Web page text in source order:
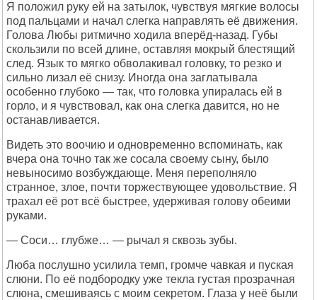
Я положил руку ей на затылок, чувствуя мягкие волосы
под пальцами и начал слегка направлять её движения.
Голова Любы ритмично ходила вперёд-назад. Губы
скользили по всей длине, оставляя мокрый блестящий
след. Язык то мягко обволакивал головку, то резко и
сильно лизал её снизу. Иногда она заглатывала
особенно глубоко — так, что головка упиралась ей в
горло, и я чувствовал, как она слегка давится, но не
останавливается.
Видеть это воочию и одновременно вспоминать, как
вчера она точно так же сосала своему сыну, было
невыносимо возбуждающе. Меня переполняло
странное, злое, почти торжествующее удовольствие. Я
трахал её рот всё быстрее, удерживая голову обеими
руками.
— Соси… глубже… — рычал я сквозь зубы.
Люба послушно усилила темп, громче чавкая и пуская
слюни. По её подбородку уже текла густая прозрачная
слюна, смешиваясь с моим секретом. Глаза у неё были